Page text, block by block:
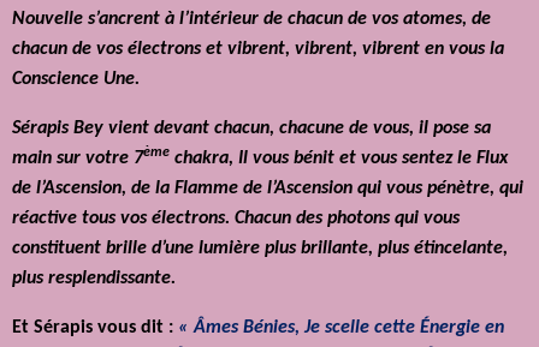
Nouvelle s’ancrent à l’intérieur de chacun de vos atomes, de
chacun de vos électrons et vibrent, vibrent, vibrent en vous la
Conscience Une.
Sérapis Bey vient devant chacun, chacune de vous, il pose sa
main sur votre 7ème chakra, Il vous bénit et vous sentez le Flux
de l’Ascension, de la Flamme de l’Ascension qui vous pénètre, qui
réactive tous vos électrons. Chacun des photons qui vous
constituent brille d’une lumière plus brillante, plus étincelante,
plus resplendissante.
Et Sérapis vous dit : « Âmes Bénies, Je scelle cette Énergie en